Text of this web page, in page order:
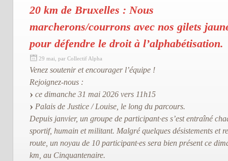
20 km de Bruxelles : Nous
marcherons/courrons avec nos gilets
pour défendre le droit à l’alphabétisation.
29 mai, par Collectif Alpha
Venez soutenir et encourager l’équipe !
Rejoignez-nous :
ce dimanche 31 mai 2026 vers 11h15
Palais de Justice / Louise, le long du parcours.
Depuis janvier, un groupe de participant·es s’est entraîné
sportif, humain et militant. Malgré quelques désistements et
route, un noyau de 10 participant·es sera bien présent ce
km, au Cinquantenaire.